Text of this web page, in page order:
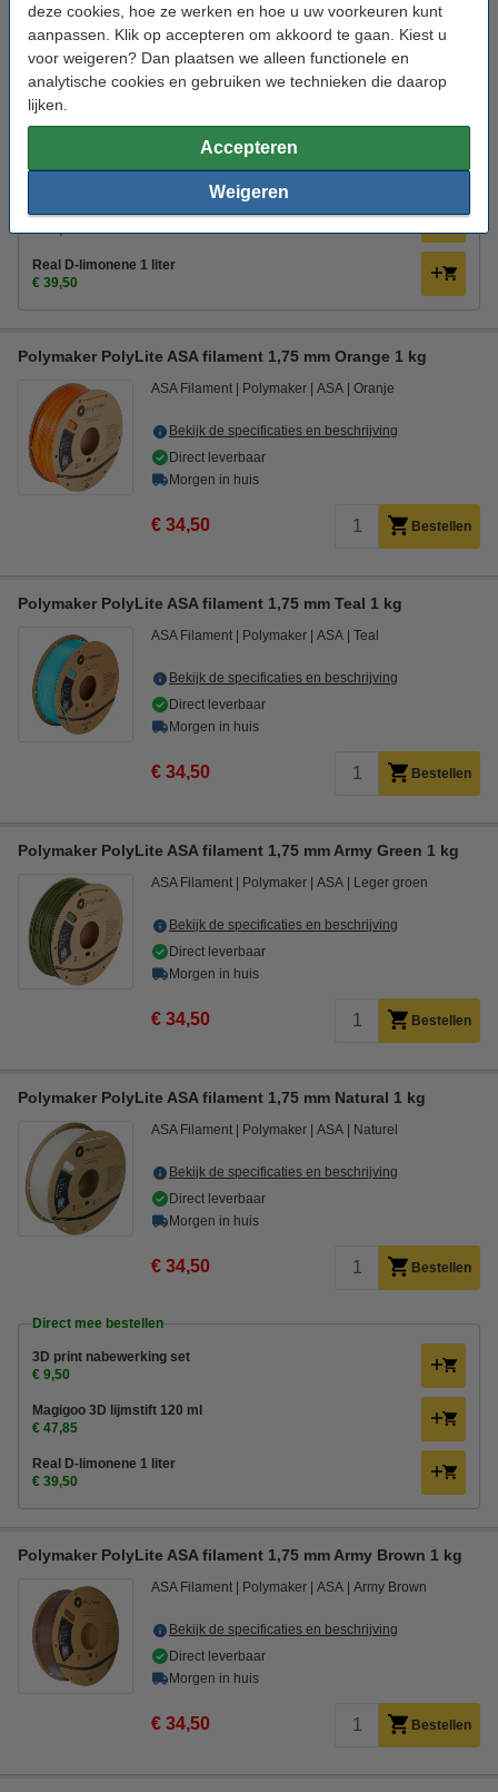
deze cookies, hoe ze werken en hoe u uw voorkeuren kunt
aanpassen. Klik op accepteren om akkoord te gaan. Kiest u
voor weigeren? Dan plaatsen we alleen functionele en
analytische cookies en gebruiken we technieken die daarop
lijken.
Accepteren
Weigeren
Overweeg ons huismerk en geniet van dezelfde topkwaliteit voor een
lagere prijs, zodat je meer kunt printen voor minder.
123-3D Filament ASA Zwart 1,75 mm 1 kg
€ 33,50
Direct mee bestellen
€ 9,50
Magigoo 3D lijmstift 120 ml
€ 47,85
Real D-limonene 1 liter
€ 39,50
Polymaker PolyLite ASA filament 1,75 mm Orange 1 kg
ASA Filament Polymaker ASA Oranje
Bekijk de specificaties en beschrijving
Direct leverbaar
Morgen in huis
€ 34,50 Bestellen
Polymaker PolyLite ASA filament 1,75 mm Teal 1 kg
ASA Filament Polymaker ASA Teal
Bekijk de specificaties en beschrijving
Direct leverbaar
Morgen in huis
€ 34,50 Bestellen
Polymaker PolyLite ASA filament 1,75 mm Army Green 1 kg
ASA Filament Polymaker ASA Leger groen
Bekijk de specificaties en beschrijving
Direct leverbaar
Morgen in huis
€ 34,50 Bestellen
Polymaker PolyLite ASA filament 1,75 mm Natural 1 kg
ASA Filament Polymaker ASA Naturel
Bekijk de specificaties en beschrijving
Direct leverbaar
Morgen in huis
€ 34,50 Bestellen
Direct mee bestellen
3D print nabewerking set
€ 9,50
Magigoo 3D lijmstift 120 ml
€ 47,85
Real D-limonene 1 liter
€ 39,50
Polymaker PolyLite ASA filament 1,75 mm Army Brown 1 kg
ASA Filament Polymaker ASA Army Brown
Bekijk de specificaties en beschrijving
Direct leverbaar
Morgen in huis
€ 34,50 Bestellen